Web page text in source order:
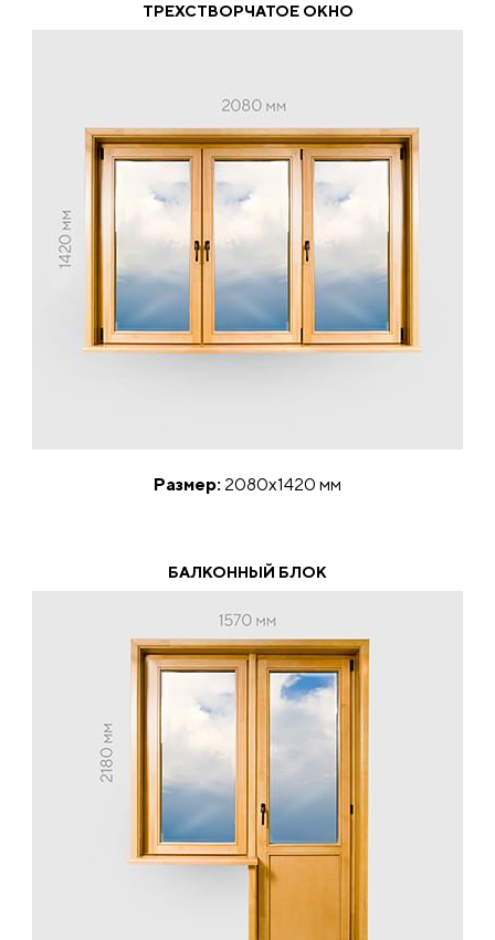
ТРЕХСТВОРЧАТОЕ ОКНО
Размер: 2080х1420 мм
БАЛКОННЫЙ БЛОК